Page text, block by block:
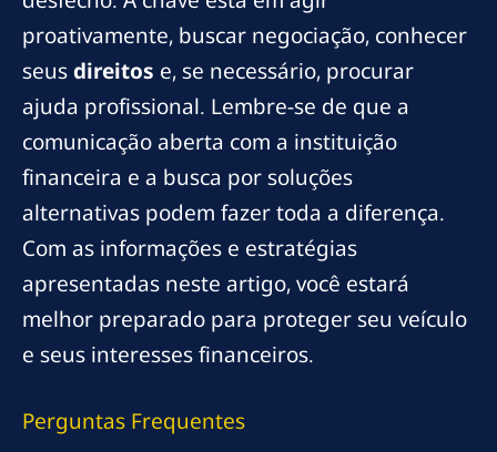
proativamente, buscar negociação, conhecer
seusdireitos e, se necessário, procurar
ajuda profissional. Lembre-se de que a
comunicação aberta com a instituição
financeira e a busca por soluções
alternativas podem fazer toda a diferença.
Com as informações e estratégias
apresentadas neste artigo, você estará
melhor preparado para proteger seu veículo
e seus interesses financeiros.
Perguntas Frequentes